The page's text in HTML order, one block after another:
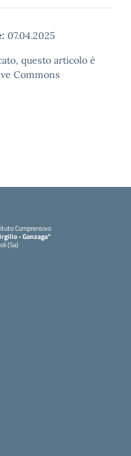
07.04.2025
questo articolo è
Commons
Comprensivo
- Gonzaga"
(Sa)